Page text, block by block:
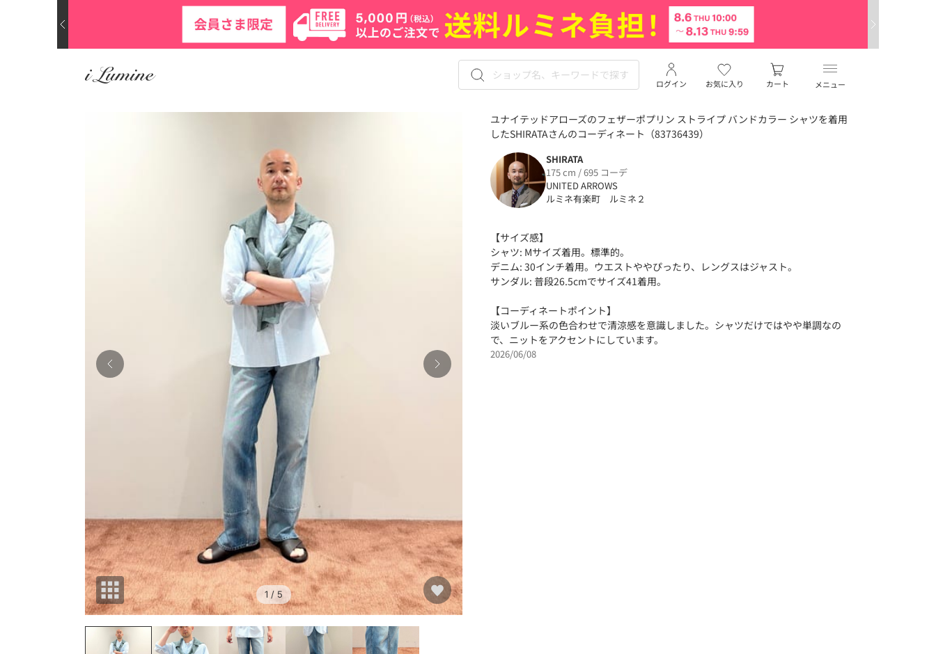
メニュー
お気に入り
ログイン カート
1 / 5
ユナイテッドアローズのフェザーポプリン ストライプ バンドカラー シャツを着用
したSHIRATAさんのコーディネート（83736439）
SHIRATA
175 cm / 695 コーデ
UNITED ARROWS
ルミネ有楽町 ルミネ２
【サイズ感】
シャツ: Mサイズ着用。標準的。
デニム: 30インチ着用。ウエストややぴったり、レングスはジャスト。
サンダル: 普段26.5cmでサイズ41着用。
【コーディネートポイント】
淡いブルー系の色合わせで清涼感を意識しました。シャツだけではやや単調なの
で、ニットをアクセントにしています。
2026/06/08